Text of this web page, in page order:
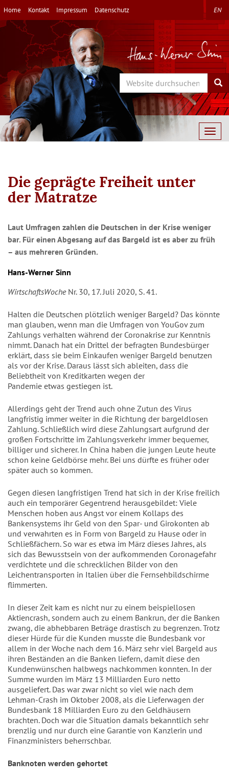
Direkt
zum
Inhalt
Home Kontakt Impressum Datenschutz EN
Search
Die geprägte Freiheit unter
der Matratze
Laut Umfragen zahlen die Deutschen in der Krise weniger
bar. Für einen Abgesang auf das Bargeld ist es aber zu früh
– aus mehreren Gründen.
Hans-Werner Sinn
WirtschaftsWocheNr. 30, 17. Juli 2020, S. 41.
Halten die Deutschen plötzlich weniger Bargeld? Das könnte
man glauben, wenn man die Umfragen von YouGov zum
Zahlungs verhalten während der Coronakrise zur Kenntnis
nimmt. Danach hat ein Drittel der befragten Bundesbürger
erklärt, dass sie beim Einkaufen weniger Bargeld benutzen
als vor der Krise. Daraus lässt sich ableiten, dass die
Beliebtheit von Kreditkarten wegen der
Pandemie etwas gestiegen ist.
Allerdings geht der Trend auch ohne Zutun des Virus
langfristig immer weiter in die Richtung der bargeldlosen
Zahlung. Schließlich wird diese Zahlungsart aufgrund der
großen Fortschritte im Zahlungsverkehr immer bequemer,
billiger und sicherer. In China haben die jungen Leute heute
schon keine Geldbörse mehr. Bei uns dürfte es früher oder
später auch so kommen.
Gegen diesen langfristigen Trend hat sich in der Krise freilich
auch ein temporärer Gegentrend herausgebildet: Viele
Menschen hoben aus Angst vor einem Kollaps des
Bankensystems ihr Geld von den Spar- und Girokonten ab
und verwahrten es in Form von Bargeld zu Hause oder in
Schließfächern. So war es etwa im März dieses Jahres, als
sich das Bewusstsein von der aufkommenden Coronagefahr
verdichtete und die schrecklichen Bilder von den
Leichentransporten in Italien über die Fernsehbildschirme
flimmerten.
In dieser Zeit kam es nicht nur zu einem beispiellosen
Aktiencrash, sondern auch zu einem Bankrun, der die Banken
zwang, die abhebbaren Beträge drastisch zu begrenzen. Trotz
dieser Hürde für die Kunden musste die Bundesbank vor
allem in der Woche nach dem 16. März sehr viel Bargeld aus
ihren Beständen an die Banken liefern, damit diese den
Kundenwünschen halbwegs nachkommen konnten. In der
Summe wurden im März 13 Milliarden Euro netto
ausgeliefert. Das war zwar nicht so viel wie nach dem
Lehman-Crash im Oktober 2008, als die Lieferwagen der
Bundesbank 18 Milliarden Euro zu den Geldhäusern
brachten. Doch war die Situation damals bekanntlich sehr
brenzlig und nur durch eine Garantie von Kanzlerin und
Finanzministers beherrschbar.
Banknoten werden gehortet